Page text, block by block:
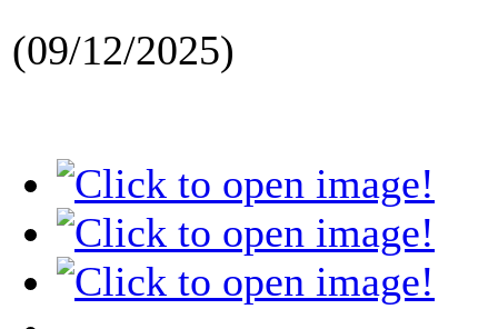
(09/12/2025)